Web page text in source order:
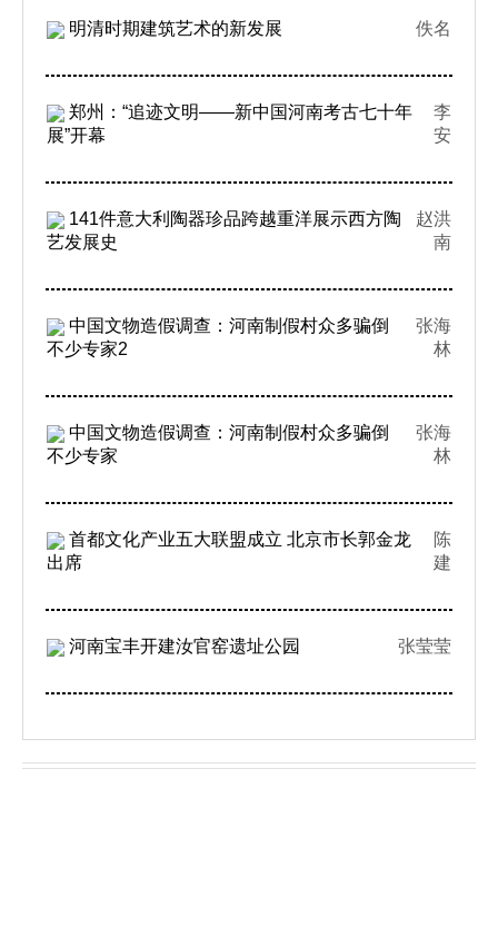
明清时期建筑艺术的新发展 佚名
郑州：“追迹文明——新中国河南考古七十年
展”开幕
李
安
141件意大利陶器珍品跨越重洋展示西方陶
艺发展史
赵洪
南
中国文物造假调查：河南制假村众多骗倒
不少专家2
张海
林
中国文物造假调查：河南制假村众多骗倒
不少专家
张海
林
首都文化产业五大联盟成立 北京市长郭金龙
出席
陈
建
河南宝丰开建汝官窑遗址公园 张莹莹